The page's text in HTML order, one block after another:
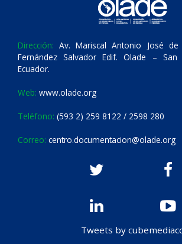
Dirección: Av. Mariscal Antonio José
Fernández Salvador Edif. Olade –
Ecuador.
Web: www.olade.org
Teléfono: (593 2) 259 8122 / 2598 280
Correo: centro.documentacion@olade.org
Tweets by